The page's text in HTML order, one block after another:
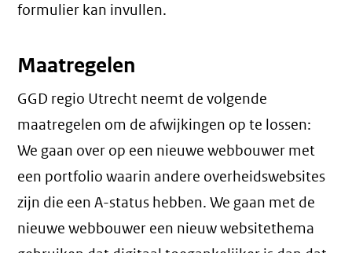
formulier kan invullen.
Maatregelen
GGD regio Utrecht neemt de volgende
maatregelen om de afwijkingen op te lossen:
We gaan over op een nieuwe webbouwer met
een portfolio waarin andere overheidswebsites
zijn die een A-status hebben. We gaan met de
nieuwe webbouwer een nieuw websitethema